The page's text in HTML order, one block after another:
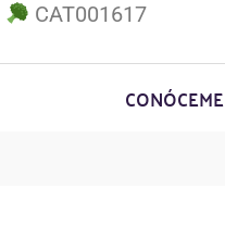
CAT001617
CONÓCEME